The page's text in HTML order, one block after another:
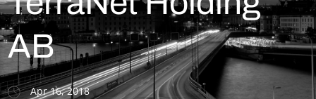
AB
Apr 16, 2018